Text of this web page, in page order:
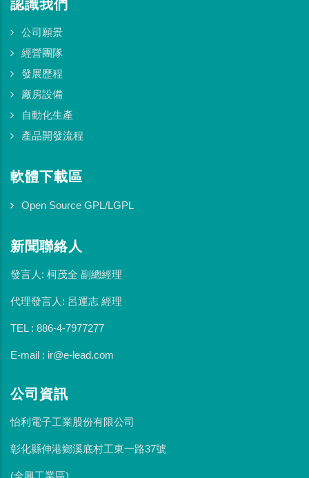
認識我們
公司願景
經營團隊
發展歷程
廠房設備
自動化生產
產品開發流程
軟體下載區
Open Source GPL/LGPL
新聞聯絡人
發言人: 柯茂全 副總經理
代理發言人: 呂運志 經理
TEL : 886-4-7977277
E-mail : ir@e-lead.com
公司資訊
怡利電子工業股份有限公司
彰化縣伸港鄉溪底村工東一路37號
(全興工業區)